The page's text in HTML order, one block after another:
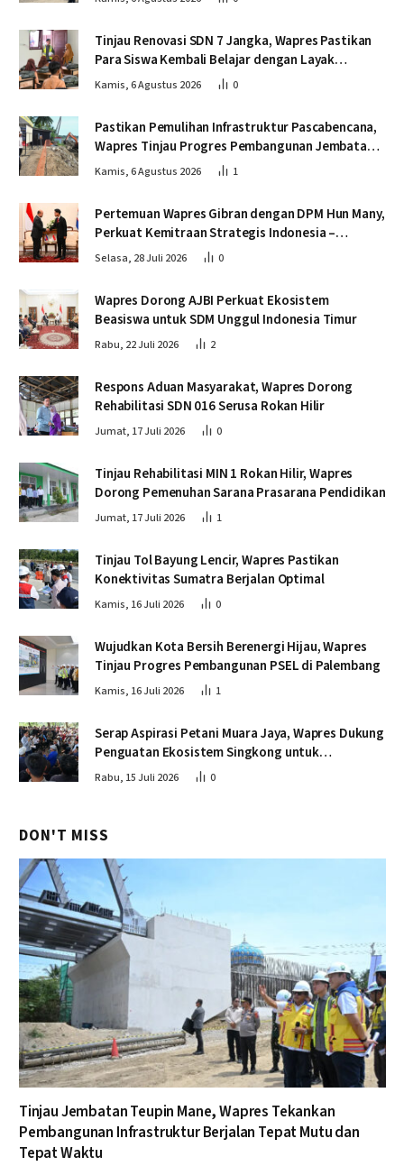
Tinjau Renovasi SDN 7 Jangka, Wapres Pastikan
Para Siswa Kembali Belajar dengan Layak
Pascabencana
Kamis, 6 Agustus 2026 0
Pastikan Pemulihan Infrastruktur Pascabencana,
Wapres Tinjau Progres Pembangunan Jembatan
Krueng Tingkeum Bireuen
Kamis, 6 Agustus 2026 1
Pertemuan Wapres Gibran dengan DPM Hun Many,
Perkuat Kemitraan Strategis Indonesia –
Kamboja
Selasa, 28 Juli 2026 0
Wapres Dorong AJBI Perkuat Ekosistem
Beasiswa untuk SDM Unggul Indonesia Timur
Rabu, 22 Juli 2026 2
Respons Aduan Masyarakat, Wapres Dorong
Rehabilitasi SDN 016 Serusa Rokan Hilir
Jumat, 17 Juli 2026 0
Tinjau Rehabilitasi MIN 1 Rokan Hilir, Wapres
Dorong Pemenuhan Sarana Prasarana Pendidikan
Jumat, 17 Juli 2026 1
Tinjau Tol Bayung Lencir, Wapres Pastikan
Konektivitas Sumatra Berjalan Optimal
Kamis, 16 Juli 2026 0
Wujudkan Kota Bersih Berenergi Hijau, Wapres
Tinjau Progres Pembangunan PSEL di Palembang
Kamis, 16 Juli 2026 1
Serap Aspirasi Petani Muara Jaya, Wapres Dukung
Penguatan Ekosistem Singkong untuk
Swasembada Pangan
Rabu, 15 Juli 2026 0
DON'T MISS
Tinjau Jembatan Teupin Mane, Wapres Tekankan
Pembangunan Infrastruktur Berjalan Tepat Mutu dan
Tepat Waktu